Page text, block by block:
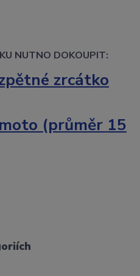
NUTNO DOKOUPIT:
zrcátko
(průměr 15